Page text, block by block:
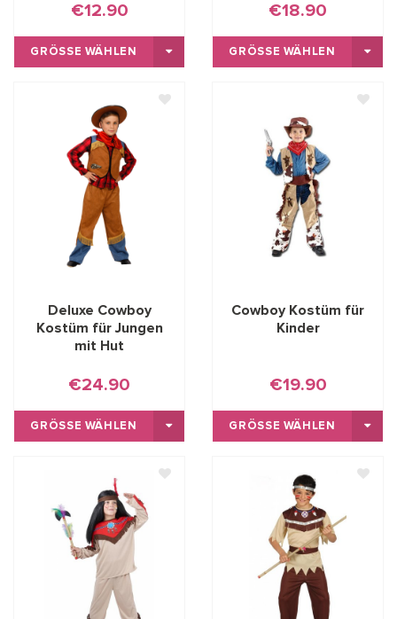
€12.90
GRÖSSE WÄHLEN
€18.90
GRÖSSE WÄHLEN
Deluxe Cowboy
Kostüm für Jungen
mit Hut
€24.90
GRÖSSE WÄHLEN
Cowboy Kostüm für
Kinder
€19.90
GRÖSSE WÄHLEN